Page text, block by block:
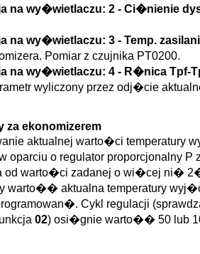
na wy�wietlaczu: 2 - Ci�nienie
na wy�wietlaczu: 3 - Temp.
Pomiar z czujnika PT0200.
na wy�wietlaczu: 4 - R�nica Tpf-
wyliczony przez odj�cie
za ekonomizerem
aktualnej warto�ci
oparciu o regulator
od warto�ci zadanej o wi�cej ni�
warto�� aktualna temperatury
Cykl regulacji
02) osi�gnie warto�� 50 lub